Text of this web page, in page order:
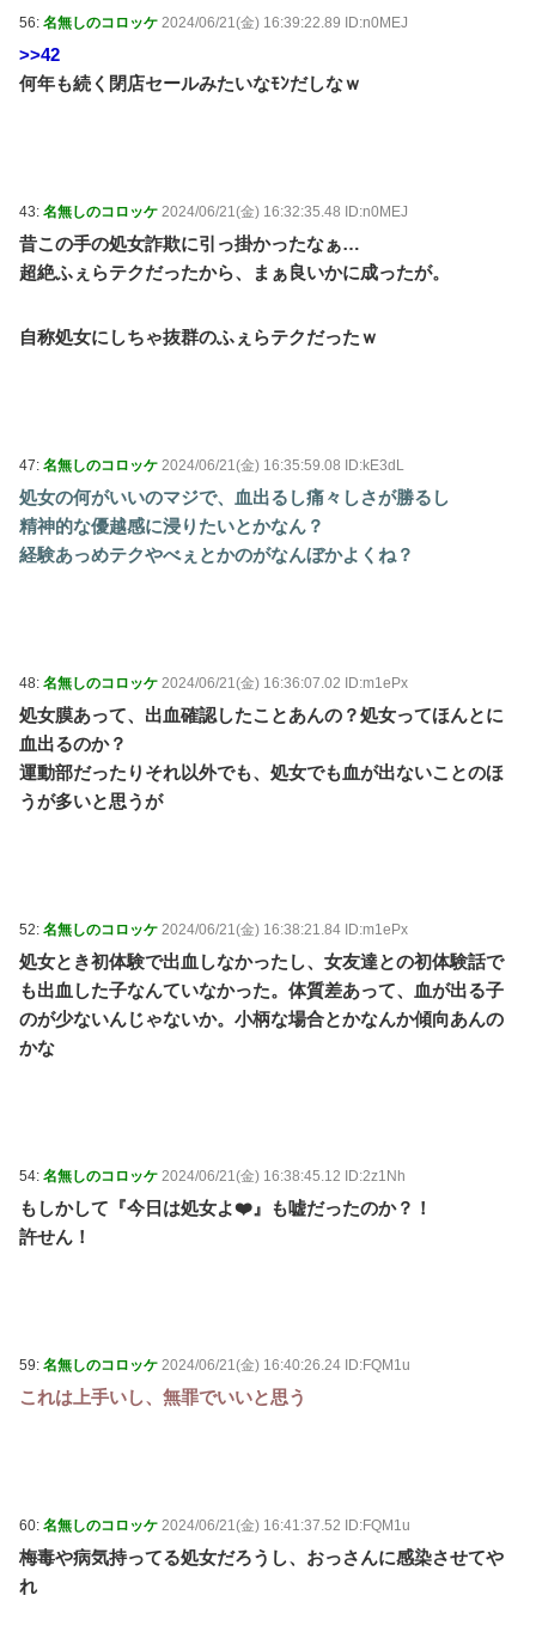
56: 名無しのコロッケ 2024/06/21(金) 16:39:22.89 ID:n0MEJ
>>42
何年も続く閉店セールみたいなﾓﾝだしなｗ
43: 名無しのコロッケ 2024/06/21(金) 16:32:35.48 ID:n0MEJ
昔この手の処女詐欺に引っ掛かったなぁ…
超絶ふぇらテクだったから、まぁ良いかに成ったが。
自称処女にしちゃ抜群のふぇらテクだったｗ
47: 名無しのコロッケ 2024/06/21(金) 16:35:59.08 ID:kE3dL
処女の何がいいのマジで、血出るし痛々しさが勝るし
精神的な優越感に浸りたいとかなん？
経験あっめテクやべぇとかのがなんぼかよくね？
48: 名無しのコロッケ 2024/06/21(金) 16:36:07.02 ID:m1ePx
処女膜あって、出血確認したことあんの？処女ってほんとに
血出るのか？
運動部だったりそれ以外でも、処女でも血が出ないことのほ
うが多いと思うが
52: 名無しのコロッケ 2024/06/21(金) 16:38:21.84 ID:m1ePx
処女とき初体験で出血しなかったし、女友達との初体験話で
も出血した子なんていなかった。体質差あって、血が出る子
のが少ないんじゃないか。小柄な場合とかなんか傾向あんの
かな
54: 名無しのコロッケ 2024/06/21(金) 16:38:45.12 ID:2z1Nh
もしかして『今日は処女よ❤️』も嘘だったのか？！
許せん！
59: 名無しのコロッケ 2024/06/21(金) 16:40:26.24 ID:FQM1u
これは上手いし、無罪でいいと思う
60: 名無しのコロッケ 2024/06/21(金) 16:41:37.52 ID:FQM1u
梅毒や病気持ってる処女だろうし、おっさんに感染させてや
れ